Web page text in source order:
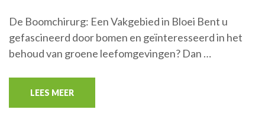
De Boomchirurg: Een Vakgebied in Bloei Bent u
gefascineerd door bomen en geïnteresseerd in het
behoud van groene leefomgevingen? Dan …
LEES MEER